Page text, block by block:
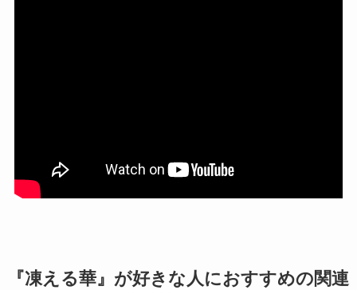
『凍える華』が好きな人におすすめの関連